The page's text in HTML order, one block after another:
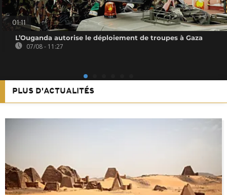
01:11
L’Ouganda autorise le déploiement de troupes à Gaza
07/08 - 11:27
PLUS D'ACTUALITÉS